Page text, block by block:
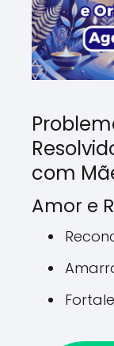
com
Amor e